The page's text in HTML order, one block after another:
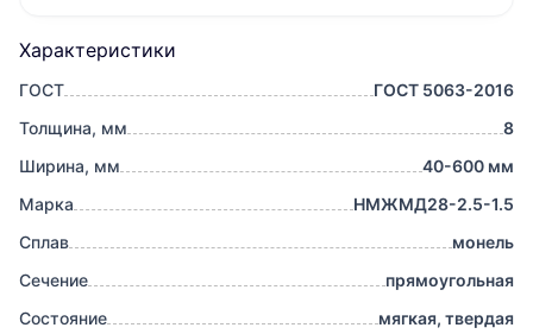
Характеристики
ГОСТ
ГОСТ 5063-2016
Толщина, мм
8
Ширина, мм
40-600 мм
Марка
НМЖМД28-2.5-1.5
Сплав
монель
Сечение
прямоугольная
Состояние
мягкая, твердая